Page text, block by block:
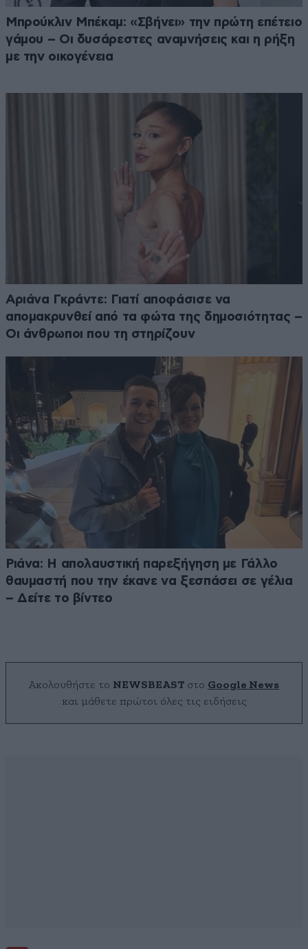
Μπρούκλιν Μπέκαμ: «Σβήνει» την πρώτη επέτειο
γάμου – Οι δυσάρεστες αναμνήσεις και η ρήξη
με την οικογένεια
Αριάνα Γκράντε: Γιατί αποφάσισε να
απομακρυνθεί από τα φώτα της δημοσιότητας –
Οι άνθρωποι που τη στηρίζουν
Ριάνα: Η απολαυστική παρεξήγηση με Γάλλο
θαυμαστή που την έκανε να ξεσπάσει σε γέλια
– Δείτε το βίντεο
Ακολουθήστε το NEWSBEAST στο Google News
και μάθετε πρώτοι όλες τις ειδήσεις